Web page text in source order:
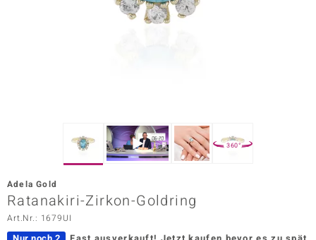
Vogue
360°
Adela Gold
Ratanakiri-Zirkon-Goldring
Art.Nr.: 1679UI